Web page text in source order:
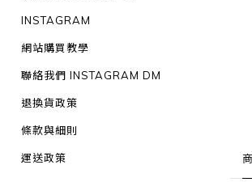
INSTAGRAM
網站購買教學
聯絡我們 INSTAGRAM DM
退換貨政策
條款與細則
運送政策